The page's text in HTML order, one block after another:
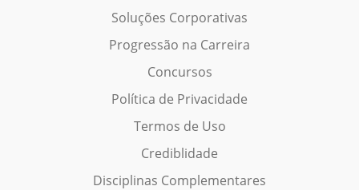
Soluções Corporativas
Progressão na Carreira
Concursos
Política de Privacidade
Termos de Uso
Crediblidade
Disciplinas Complementares